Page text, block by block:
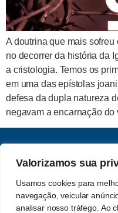
Valorizamos sua
Usamos cookies para
navegação, veicular
analisar nosso tráfego. Ao
A doutrina que mais
no decorrer da história da
a cristologia. Temos os
em uma das epístolas
defesa da dupla natureza
negavam a encarnação
Acompanhe-nos nas
sociais